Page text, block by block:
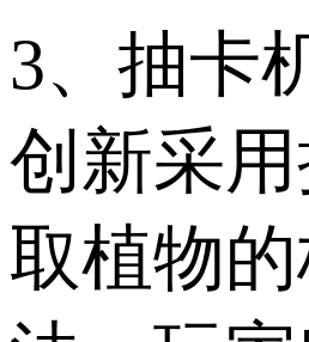
3、抽卡
创新采
取植物